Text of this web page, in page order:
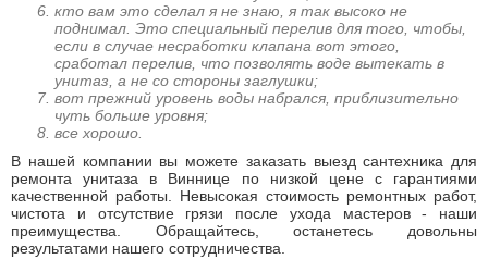
кто вам это сделал я не знаю, я так высоко не
поднимал. Это специальный перелив для того, чтобы,
если в случае несработки клапана вот этого,
сработал перелив, что позволять воде вытекать в
унитаз, а не со стороны заглушки;
вот прежний уровень воды набрался, приблизительно
чуть больше уровня;
все хорошо.
В нашей компании вы можете заказать выезд сантехника для
ремонта унитаза в Виннице по низкой цене с гарантиями
качественной работы. Невысокая стоимость ремонтных работ,
чистота и отсутствие грязи после ухода мастеров - наши
преимущества. Обращайтесь, останетесь довольны
результатами нашего сотрудничества.